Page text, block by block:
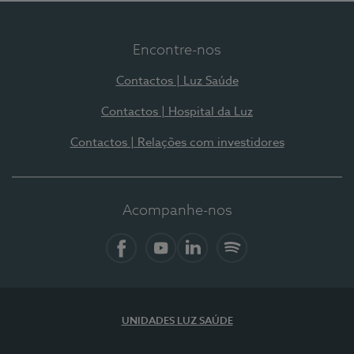
Encontre-nos
Contactos | Luz Saúde
Contactos | Hospital da Luz
Contactos | Relações com investidores
Acompanhe-nos
UNIDADES LUZ SAÚDE